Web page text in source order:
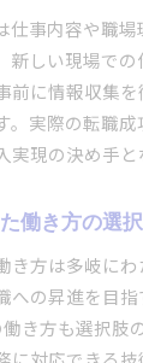
仕事内容や職場
新しい現場で
に情報収集を
。実際の転職
現の決め手と
働き方の選
き方は多岐に
への昇進を目
き方も選択肢